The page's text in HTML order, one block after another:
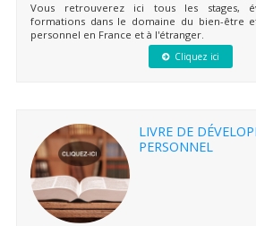
Vous retrouverez ici tous les stages,
formations dans le domaine du bien-être
personnel en France et à l'étranger.
Cliquez ici
LIVRE DE
PERSONNEL